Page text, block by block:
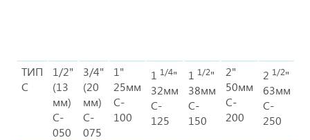
ТИП
C
1/2"
(13
мм)
C-
050
3/4"
(20
мм)
C-
075
1"
25мм
C-
100
1 1/4"
32мм
C-
125
1 1/2"
38мм
C-
150
2"
50мм
C-
200
2 1/2"
63мм
C-
250